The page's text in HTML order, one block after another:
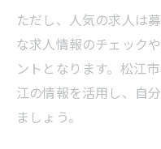
ただし、人気の求人は
な求人情報のチェック
ントとなります。松江
江の情報を活用し、自
ましょう。